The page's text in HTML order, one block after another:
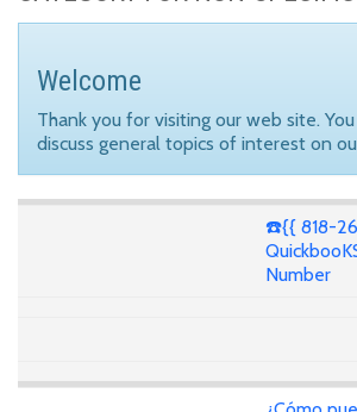
Welcome
Thank you for visiting our web site.
discuss general topics of interest on
☎️{{ 818-
Number